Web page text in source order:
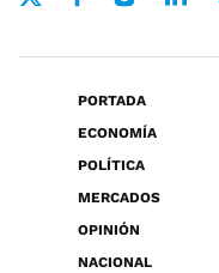
PORTADA
ECONOMÍA
POLÍTICA
MERCADOS
OPINIÓN
NACIONAL